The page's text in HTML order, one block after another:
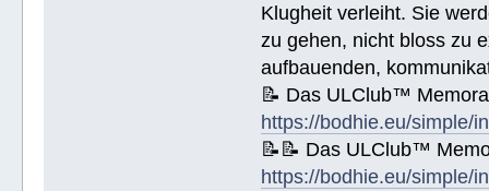
Klugheit verleiht. Sie
zu gehen, nicht bloss zu
aufbauenden,
📝 Das ULClub™
https://bodhie.eu/simple/
📝📝 Das ULClub™
https://bodhie.eu/simple/